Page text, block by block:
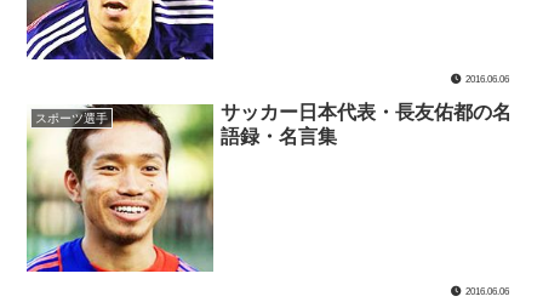
2016.06.06
スポーツ選手
サッカー日本代表・長友佑都の名
語録・名言集
2016.06.06